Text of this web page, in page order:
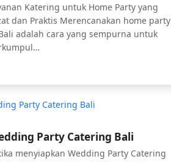
Katering untuk Home Party yang
dan Praktis Merencanakan home party
adalah cara yang sempurna untuk
Party Catering Bali
menyiapkan Wedding Party Catering